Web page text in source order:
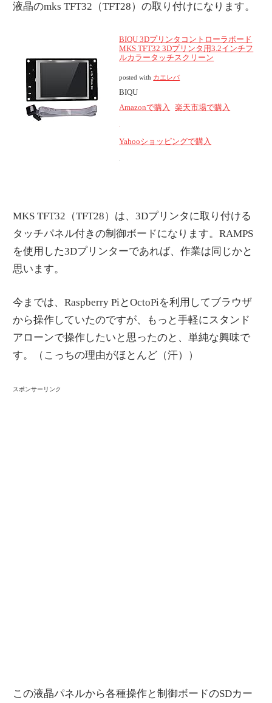
液晶のmks TFT32（TFT28）の取り付けになります。
BIQU 3Dプリンタコントローラボード
MKS TFT32 3Dプリンタ用3.2インチフ
ルカラータッチスクリーン
posted with カエレバ
BIQU
Amazonで購入
楽天市場で購入
Yahooショッピングで購入
MKS TFT32（TFT28）は、3Dプリンタに取り付ける
タッチパネル付きの制御ボードになります。RAMPS
を使用した3Dプリンターであれば、作業は同じかと
思います。
今までは、Raspberry PiとOctoPiを利用してブラウザ
から操作していたのですが、もっと手軽にスタンド
アローンで操作したいと思ったのと、単純な興味で
す。（こっちの理由がほとんど（汗））
スポンサーリンク
この液晶パネルから各種操作と制御ボードのSDカー